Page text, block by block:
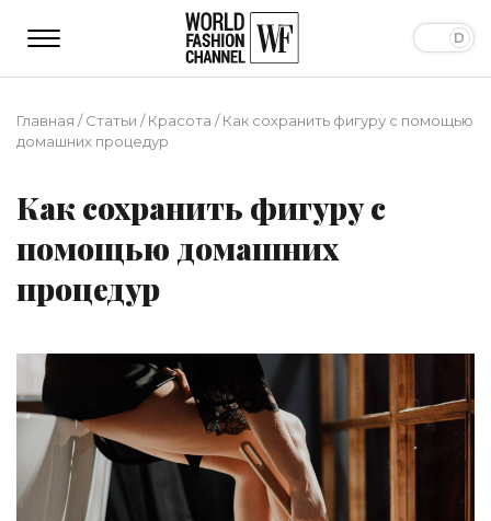
Главная /Статьи /Красота /Как сохранить фигуру с помощью
домашних процедур
Как сохранить фигуру с
помощью домашних
процедур